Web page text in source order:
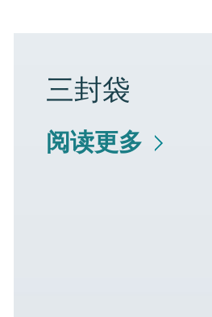
三封袋
阅读更多